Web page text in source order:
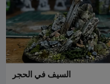
السيف في الحجر